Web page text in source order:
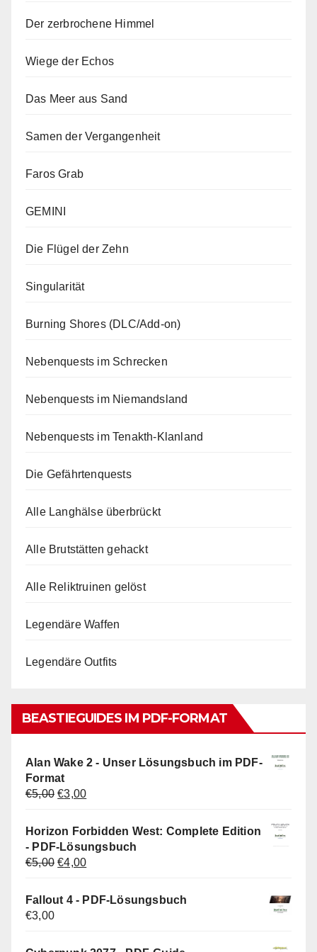
Der zerbrochene Himmel
Wiege der Echos
Das Meer aus Sand
Samen der Vergangenheit
Faros Grab
GEMINI
Die Flügel der Zehn
Singularität
Burning Shores (DLC/Add-on)
Nebenquests im Schrecken
Nebenquests im Niemandsland
Nebenquests im Tenakth-Klanland
Die Gefährtenquests
Alle Langhälse überbrückt
Alle Brutstätten gehackt
Alle Reliktruinen gelöst
Legendäre Waffen
Legendäre Outfits
BEASTIEGUIDES IM PDF-FORMAT
Alan Wake 2 - Unser Lösungsbuch im PDF-
Format
€5,00 Ursprünglicher
war:
€5,00
€3,00Aktueller
ist:
€3,00.
Horizon Forbidden West: Complete Edition
- PDF-Lösungsbuch
€5,00 Ursprünglicher
war:
€4,00Aktueller
ist:
Fallout 4 - PDF-Lösungsbuch
€3,00